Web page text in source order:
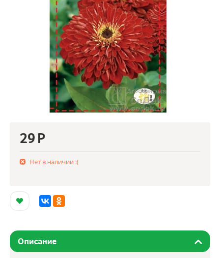
29 Р
Нет в наличии :(
Описание